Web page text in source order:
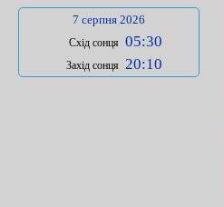
7 серпня 2026
Схід сонця 05:30
Захід сонця 20:10